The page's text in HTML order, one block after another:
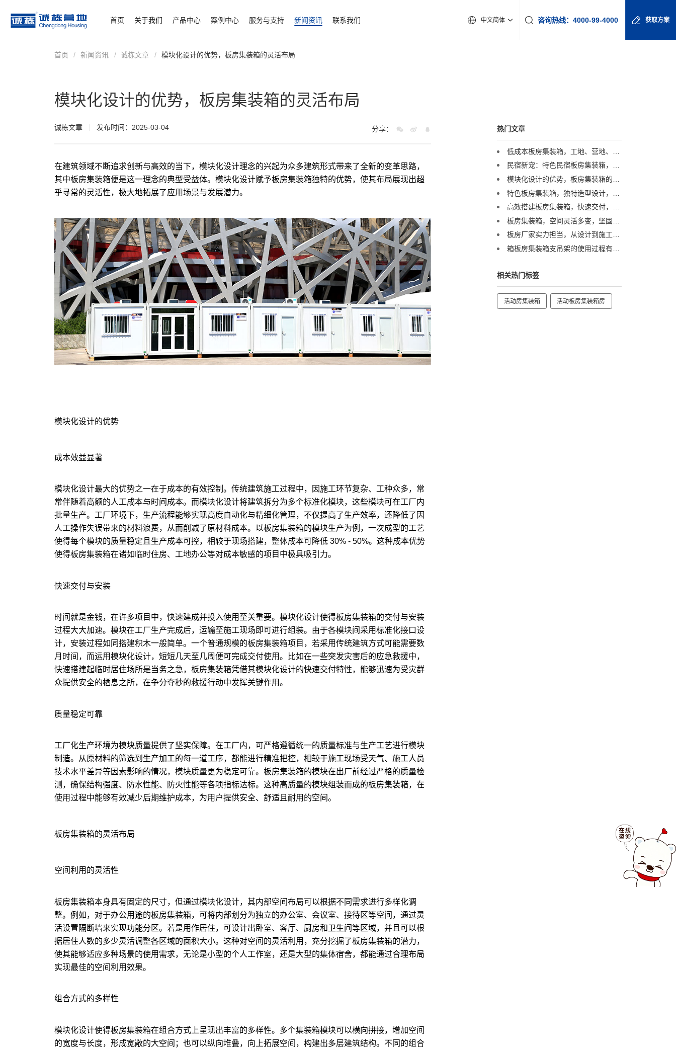
首页 关于我们 产品中心 案例中心 服务与支持 新闻资讯 联系我们 中文简体 咨询热线：4000-99-4000 获取方案
首页 / 新闻资讯 / 诚栋文章 / 模块化设计的优势，板房集装箱的灵活布局
模块化设计的优势，板房集装箱的灵活布局
诚栋文章 发布时间：2025-03-04 分享：
在建筑领域不断追求创新与高效的当下，模块化设计理念的兴起为众多建筑形式带来了全新的变革思路，
其中板房集装箱便是这一理念的典型受益体。模块化设计赋予板房集装箱独特的优势，使其布局展现出超
乎寻常的灵活性，极大地拓展了应用场景与发展潜力。
模块化设计的优势
成本效益显著
模块化设计最大的优势之一在于成本的有效控制。传统建筑施工过程中，因施工环节复杂、工种众多，常
常伴随着高额的人工成本与时间成本。而模块化设计将建筑拆分为多个标准化模块，这些模块可在工厂内
批量生产。工厂环境下，生产流程能够实现高度自动化与精细化管理，不仅提高了生产效率，还降低了因
人工操作失误带来的材料浪费，从而削减了原材料成本。以板房集装箱的模块生产为例，一次成型的工艺
使得每个模块的质量稳定且生产成本可控，相较于现场搭建，整体成本可降低 30% - 50%。这种成本优势
使得板房集装箱在诸如临时住房、工地办公等对成本敏感的项目中极具吸引力。
快速交付与安装
时间就是金钱，在许多项目中，快速建成并投入使用至关重要。模块化设计使得板房集装箱的交付与安装
过程大大加速。模块在工厂生产完成后，运输至施工现场即可进行组装。由于各模块间采用标准化接口设
计，安装过程如同搭建积木一般简单。一个普通规模的板房集装箱项目，若采用传统建筑方式可能需要数
月时间，而运用模块化设计，短短几天至几周便可完成交付使用。比如在一些突发灾害后的应急救援中，
快速搭建起临时居住场所是当务之急，板房集装箱凭借其模块化设计的快速交付特性，能够迅速为受灾群
众提供安全的栖息之所，在争分夺秒的救援行动中发挥关键作用。
质量稳定可靠
工厂化生产环境为模块质量提供了坚实保障。在工厂内，可严格遵循统一的质量标准与生产工艺进行模块
制造。从原材料的筛选到生产加工的每一道工序，都能进行精准把控，相较于施工现场受天气、施工人员
技术水平差异等因素影响的情况，模块质量更为稳定可靠。板房集装箱的模块在出厂前经过严格的质量检
测，确保结构强度、防水性能、防火性能等各项指标达标。这种高质量的模块组装而成的板房集装箱，在
使用过程中能够有效减少后期维护成本，为用户提供安全、舒适且耐用的空间。
板房集装箱的灵活布局
空间利用的灵活性
板房集装箱本身具有固定的尺寸，但通过模块化设计，其内部空间布局可以根据不同需求进行多样化调
整。例如，对于办公用途的板房集装箱，可将内部划分为独立的办公室、会议室、接待区等空间，通过灵
活设置隔断墙来实现功能分区。若是用作居住，可设计出卧室、客厅、厨房和卫生间等区域，并且可以根
据居住人数的多少灵活调整各区域的面积大小。这种对空间的灵活利用，充分挖掘了板房集装箱的潜力，
使其能够适应多种场景的使用需求，无论是小型的个人工作室，还是大型的集体宿舍，都能通过合理布局
实现最佳的空间利用效果。
组合方式的多样性
模块化设计使得板房集装箱在组合方式上呈现出丰富的多样性。多个集装箱模块可以横向拼接，增加空间
的宽度与长度，形成宽敞的大空间；也可以纵向堆叠，向上拓展空间，构建出多层建筑结构。不同的组合
热门文章
民宿新宠：特色民宿板房集装箱，打造简约时尚的旅居空间
板房厂家实力担当，从设计到施工，一站式服务超省心！
相关热门标签
活动房集装箱 活动板房集装箱房